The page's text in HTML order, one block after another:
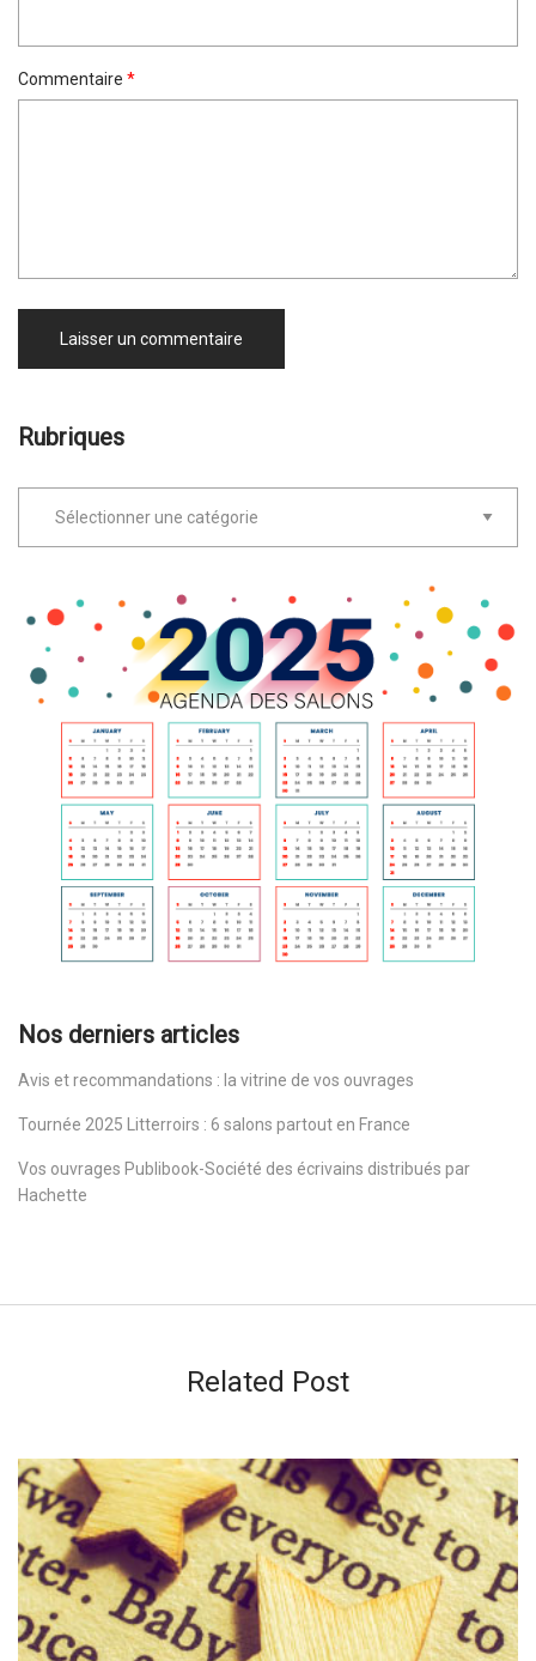
Commentaire *
Rubriques
Nos derniers articles
Avis et recommandations : la vitrine de vos ouvrages
Tournée 2025 Litterroirs : 6 salons partout en France
Vos ouvrages Publibook-Société des écrivains distribués par
Hachette
Related Post